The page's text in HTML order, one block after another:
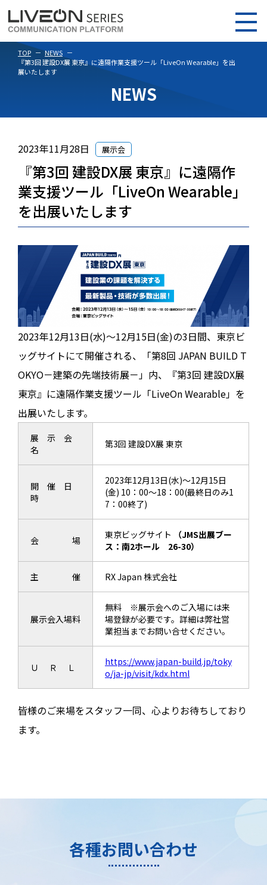
TOP
NEWS
『第3回 建設DX展 東京』に遠隔作業支援ツール「LiveOn Wearable」を出
展いたします
NEWS
2023年11月28日 展示会
『第3回 建設DX展 東京』に遠隔作
業支援ツール「LiveOn Wearable」
を出展いたします
2023年12月13日(水)～12月15日(金)の3日間、東京ビ
ッグサイトにて開催される、「第8回 JAPAN BUILD T
OKYO－建築の先端技術展－」内、『第3回 建設DX展
東京』に遠隔作業支援ツール「LiveOn Wearable」を
出展いたします。
展 示 会
名
第3回 建設DX展 東京
開 催 日
時
2023年12月13日(水)～12月15日
(金) 10：00～18：00(最終日のみ1
7：00終了)
会 場 東京ビッグサイト
（JMS出展ブー
ス：南2ホール 26-30）
主 催 RX Japan 株式会社
展示会入場料
無料 ※展示会へのご入場には来
場登録が必要です。詳細は弊社営
業担当までお問い合せください。
Ｕ Ｒ Ｌ
https://www.japan-build.jp/toky
o/ja-jp/visit/kdx.html
皆様のご来場をスタッフ一同、心よりお待ちしており
ます。
各種お問い合わせ